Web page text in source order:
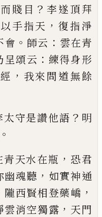
賤目 ？李遂頂拜
手指天 ， 復指淨
會 。 師云 ： 雲在青
呈頌云 ： 練得身形
， 我來問道無餘
太守是讚他語 ？ 明
。
青天水在瓶 ， 恐君
幽魂聽 ， 如實神通
隴西賢相登藥嶠 ，
雲消空獨露 ， 天門